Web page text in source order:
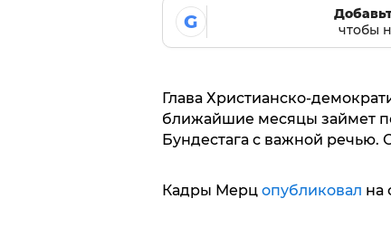
G
чтобы
Глава Христианско-
ближайшие месяцы займет
Бундестага с важной речью.
Кадры Мерц опубликовал на